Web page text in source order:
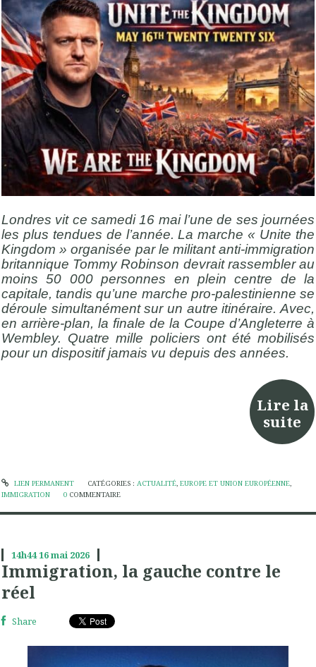
Londres vit ce samedi 16 mai l’une de ses journées
les plus tendues de l’année. La marche « Unite the
Kingdom » organisée par le militant anti-immigration
britannique Tommy Robinson devrait rassembler au
moins 50 000 personnes en plein centre de la
capitale, tandis qu’une marche pro-palestinienne se
déroule simultanément sur un autre itinéraire. Avec,
en arrière-plan, la finale de la Coupe d’Angleterre à
Wembley. Quatre mille policiers ont été mobilisés
pour un dispositif jamais vu depuis des années.
Lire la
suite
LIEN PERMANENT CATÉGORIES : ACTUALITÉ, EUROPE ET UNION EUROPÉENNE,
IMMIGRATION
0 COMMENTAIRE
14h4416mai 2026
Immigration, la gauche contre le
réel
Share